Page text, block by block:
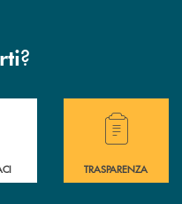
?
di assistenza immediata?
Hai bisogno di
TRASPARENZA